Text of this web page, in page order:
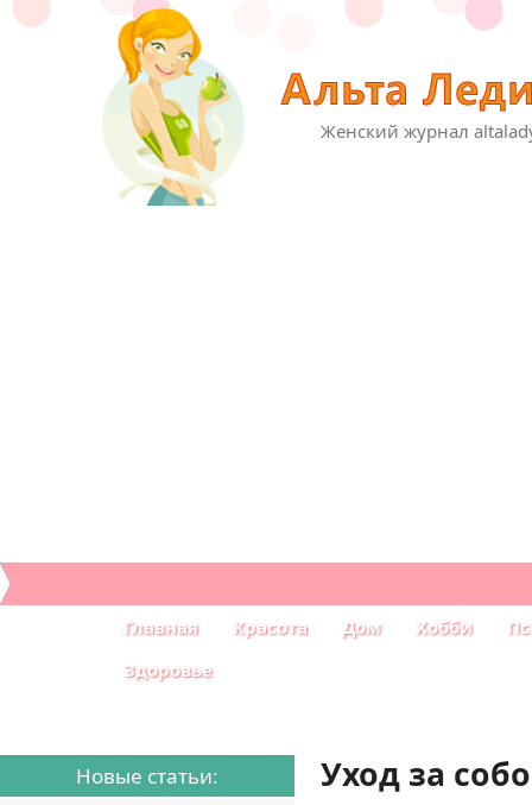
Женский журнал
Главная Красота Дом Хобби
Здоровье
Уход за
Новые статьи: